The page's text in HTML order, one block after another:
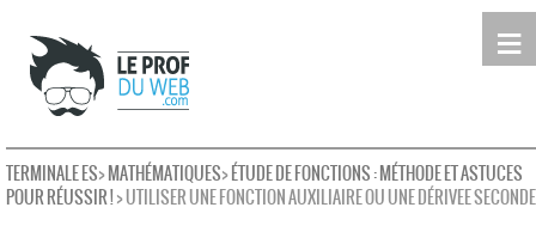
≡
leProfDuWeb
Seconde
Première
Terminale
Rechercher
TERMINALE ES>MATHÉMATIQUES>ÉTUDE DE FONCTIONS : MÉTHODE ET ASTUCES
POUR RÉUSSIR !> UTILISER UNE FONCTION AUXILIAIRE OU UNE DÉRIVEE SECONDE